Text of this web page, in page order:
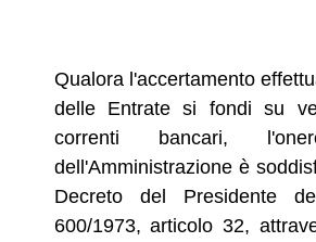
Qualora l'accertamento
delle Entrate si fondi su
correnti bancari,
dell'Amministrazione è
Decreto del Presidente
600/1973, articolo 32,